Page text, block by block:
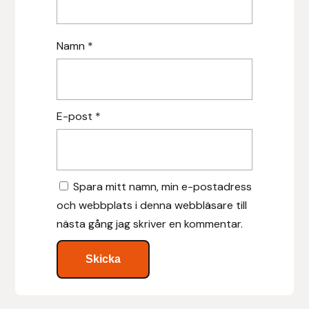
Namn *
E-post *
Spara mitt namn, min e-postadress
och webbplats i denna webbläsare till
nästa gång jag skriver en kommentar.
Natur & Kultur bokförlag
Pharmakas